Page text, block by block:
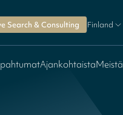
Search & Consulting Finland
AjankohtaistaMeistä